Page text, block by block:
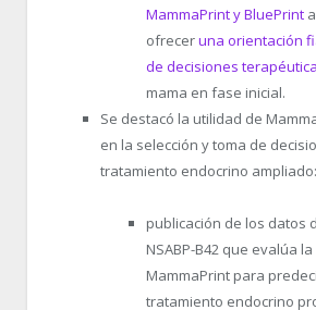
MammaPrint y BluePrint
ofreceruna orientación
de decisiones
mama en fase inicial.
Se destacó la utilidad de
en la selección y toma de
tratamiento endocrino ampliado:
publicación de los datos
NSABP-B42 que evalúa
MammaPrint para
tratamiento endocrino